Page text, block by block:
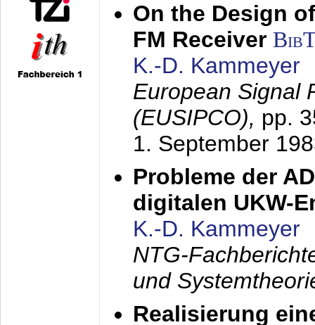
On the Design
FM Receiver
K.-D. Kammeyer
European Signal
(EUSIPCO), pp.
1. September
Probleme der
digitalen UKW-
K.-D. Kammeyer
NTG-
und
Realisierung